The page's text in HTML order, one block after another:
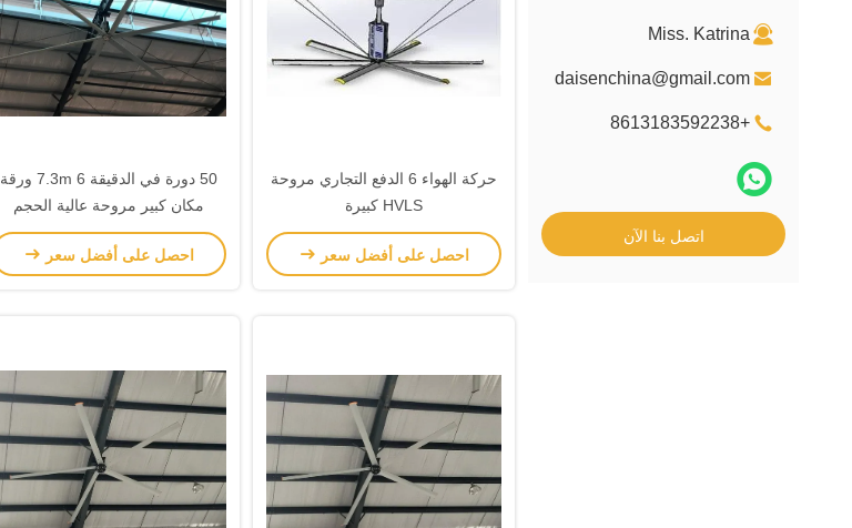
Miss. Katrina
daisenchina@gmail.com
+8613183592238
اتصل بنا الآن
حركة الهواء 6 الدفع التجاري مروحة
HVLS كبيرة
احصل على أفضل سعر
50 دورة في الدقيقة 7.3m 6 ورقة
مكان كبير مروحة عالية الحجم
منخفضة السرعة
احصل على أفضل سعر